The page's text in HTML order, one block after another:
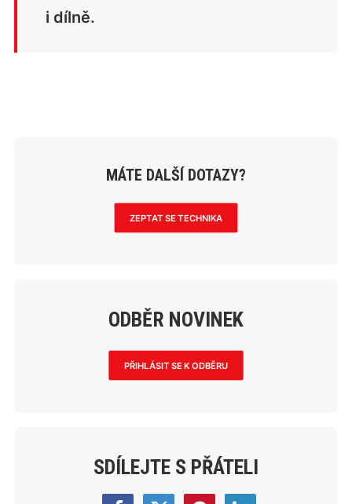
i dílně.
MÁTE DALŠÍ DOTAZY?
ZEPTAT SE TECHNIKA
ODBĚR NOVINEK
PŘIHLÁSIT SE K ODBĚRU
SDÍLEJTE S PŘÁTELI